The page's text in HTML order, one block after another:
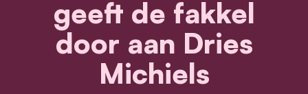
geeft de fakkel
door aan Dries
Michiels